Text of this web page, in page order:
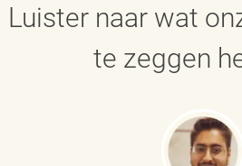
Luister naar wat
te zeggen